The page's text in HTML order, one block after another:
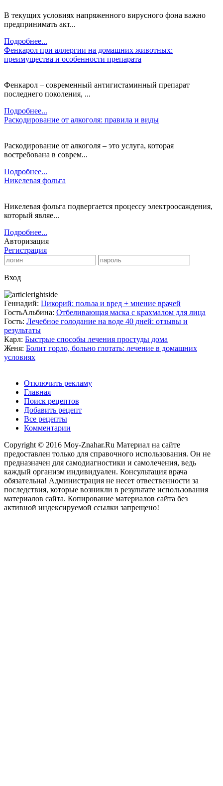
В текущих условиях напряженного вирусного фона важно
предпринимать акт...
Подробнее...
Фенкарол при аллергии на домашних животных:
преимущества и особенности препарата
Фенкарол – современный антигистаминный препарат
последнего поколения, ...
Подробнее...
Раскодирование от алкоголя: правила и виды
Раскодирование от алкоголя – это услуга, которая
востребована в соврем...
Подробнее...
Никелевая фольга
Никелевая фольга подвергается процессу электроосаждения,
который являе...
Подробнее...
Авторизация
Регистрация
Вход
Геннадий: Цикорий: польза и вред + мнение врачей
ГостьАльбина: Отбеливающая маска с крахмалом для лица
Гость: Лечебное голодание на воде 40 дней: отзывы и
результаты
Карл: Быстрые способы лечения простуды дома
Женя: Болит горло, больно глотать: лечение в домашних
условиях
Отключить рекламу
Главная
Поиск рецептов
Добавить рецепт
Все рецепты
Комментарии
Copyright © 2016 Moy-Znahar.Ru Материал на сайте
предоставлен только для справочного использования. Он не
предназначен для самодиагностики и самолечения, ведь
каждый организм индивидуален. Консультация врача
обязательна! Администрация не несет отвественности за
последствия, которые возникли в результате использования
материалов сайта. Копирование материалов сайта без
активной индексируемой ссылки запрещено!